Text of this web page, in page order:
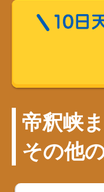
帝釈峡
その他